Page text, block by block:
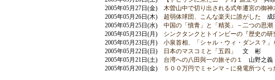
2005年05月27日(金) 木曽山中で切り出される式年遷宮の御神
2005年05月26日(木)
超弱体球団、こんな楽天に誰がした 成
2005年05月25日(水) 中国の「憤青」と「精英」－二つの思潮
2005年05月23日(月)
シンクタンクとトインビーの『歴史の研
2005年05月23日(月) 小泉首相、「シャル・ウィ・ダンス？」
2005年05月22日(日)
日本のマスコミと「五四」
文 彬
2005年05月21日(土)
台湾への八田與一の旅その１
山野之義
2005年05月20日(金)
５００万円でミャンマ－に発電所つくっ